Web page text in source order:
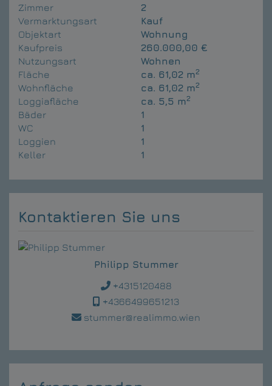
Zimmer
2
Vermarktungsart
Kauf
Objektart
Wohnung
Kaufpreis
260.000,00 €
Nutzungsart
Wohnen
Fläche
ca. 61,02 m2
Wohnfläche ca. 61,02 m2
Loggiafläche ca. 5,5 m2
Bäder
1
WC
1
Loggien
1
Keller
1
Kontaktieren Sie uns
Philipp Stummer
+4315120488
+4366499651213
stummer@realimmo.wien